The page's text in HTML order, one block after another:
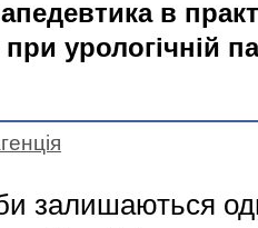
в
урологічній
залишаються